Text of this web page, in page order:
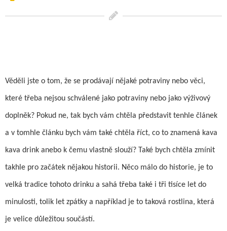
Věděli jste o tom, že se prodávají nějaké potraviny nebo věci,
které třeba nejsou schválené jako potraviny nebo jako výživový
doplněk? Pokud ne, tak bych vám chtěla představit tenhle článek
a v tomhle článku bych vám také chtěla říct, co to znamená kava
kava drink anebo k čemu vlastně slouží? Také bych chtěla zmínit
takhle pro začátek nějakou historii. Něco mál o do historie, je to
velká tradice tohoto drinku a sahá třeba také i tři tisíce let do
minulosti, tolik let zpátky a například je to taková rostlina, která
je velice důležitou součástí.